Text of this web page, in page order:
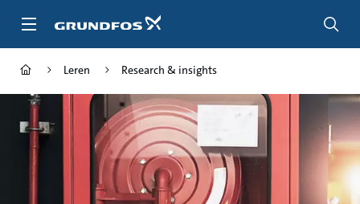
naar
Leren Research & insights